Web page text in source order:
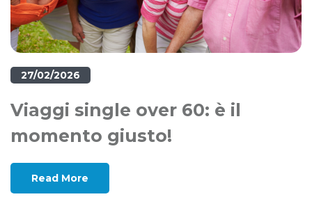
27/02/2026
Viaggi single over 60: è il
momento giusto!
Read More